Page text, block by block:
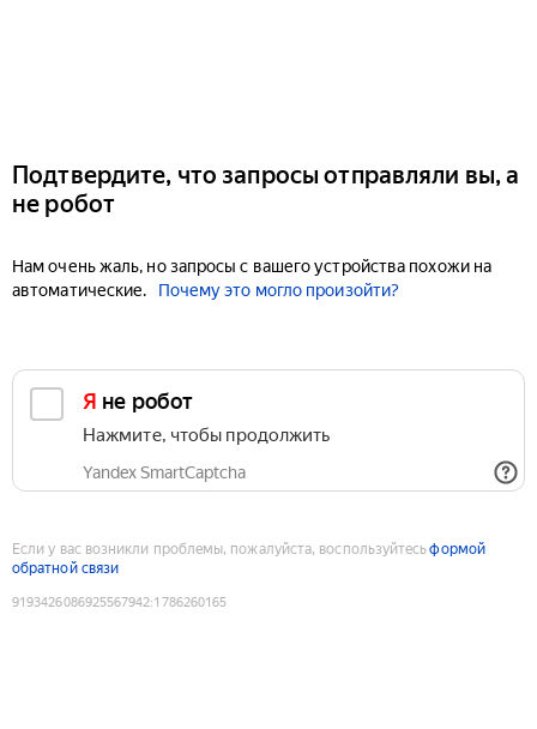
Подтвердите, что запросы отправляли вы, а
не робот
Нам очень жаль, но запросы с вашего устройства похожи на
автоматические.
Почему это могло произойти?
Я не робот
Нажмите, чтобы продолжить
Yandex SmartCaptcha
Если у вас возникли проблемы, пожалуйста, воспользуйтесьформой
обратной связи
9193426086925567942:1786260165